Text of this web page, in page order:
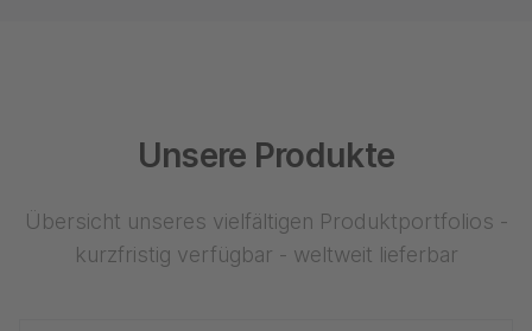
Unsere Produkte
Übersicht unseres vielfältigen Produktportfolios -
kurzfristig verfügbar - weltweit lieferbar